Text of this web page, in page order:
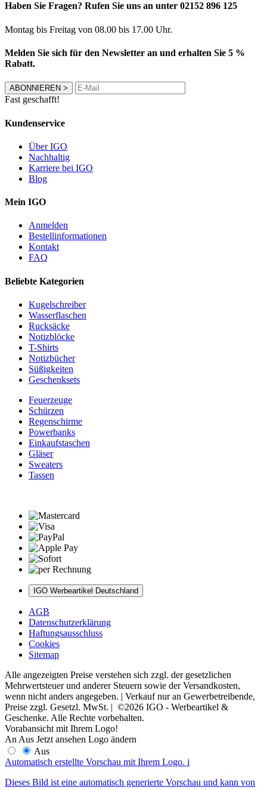
Haben Sie Fragen? Rufen Sie uns an unter 02152 896 125
Montag bis Freitag von 08.00 bis 17.00 Uhr.
Melden Sie sich für den Newsletter an und erhalten Sie 5 %
Rabatt.
ABONNIEREN >
Fast geschafft!
Kundenservice
Über IGO
Nachhaltig
Karriere bei IGO
Blog
Mein IGO
Anmelden
Bestellinformationen
Kontakt
FAQ
Beliebte Kategorien
Kugelschreiber
Wasserflaschen
Rucksäcke
Notizblöcke
T-Shirts
Notizbücher
Süßigkeiten
Geschenksets
Feuerzeuge
Schürzen
Regenschirme
Powerbanks
Einkaufstaschen
Gläser
Sweaters
Tassen
IGO Werbeartikel Deutschland
AGB
Datenschutzerklärung
Haftungsausschluss
Cookies
Sitemap
Alle angezeigten Preise verstehen sich zzgl. der gesetzlichen
Mehrwertsteuer und anderer Steuern sowie der Versandkosten,
wenn nicht anders angegeben. | Verkauf nur an Gewerbetreibende,
Preise zzgl. Gesetzl. MwSt. | ©2026 IGO - Werbeartikel &
Geschenke. Alle Rechte vorbehalten.
Vorabansicht mit Ihrem Logo!
An Aus Jetzt ansehen Logo ändern
Aus
Automatisch erstellte Vorschau mit Ihrem Logo. i
Dieses Bild ist eine automatisch generierte Vorschau und kann von